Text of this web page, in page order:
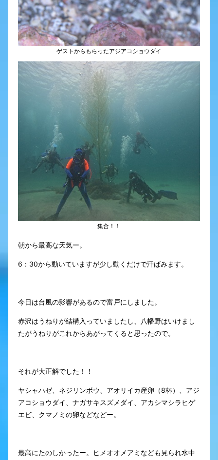
ゲストからもらったアジアコショウダイ
集合！！
朝から最高な天気ー。
6：30から動いていますが少し動くだけで汗ばみます。
今日は台風の影響があるので富戸にしました。
赤沢はうねりが結構入っていましたし、八幡野はいけまし
たがうねりがこれからあがってくると思ったので。
それが大正解でした！！
ヤシャハゼ、ネジリンボウ、アオリイカ産卵（8杯）、アジ
アコショウダイ、ナガサキスズメダイ、アカシマシラヒゲ
エビ、クマノミの卵などなどー。
最高にたのしかったー。ヒメオオメアミなども見られ水中